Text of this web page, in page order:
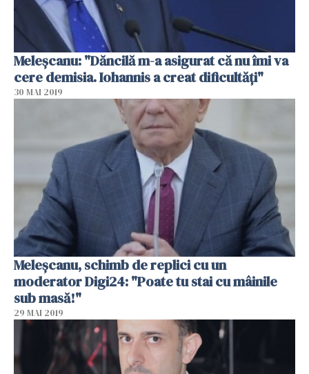
Meleşcanu: "Dăncilă m-a asigurat că nu îmi va
cere demisia. Iohannis a creat dificultăţi"
30 MAI 2019
Meleşcanu, schimb de replici cu un
moderator Digi24: "Poate tu stai cu mâinile
sub masă!"
29 MAI 2019